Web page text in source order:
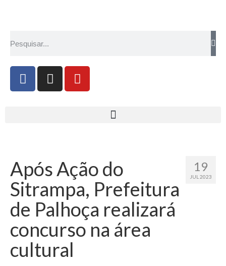
19
JUL 2023
Após Ação do
Sitrampa, Prefeitura
de Palhoça realizará
concurso na área
cultural